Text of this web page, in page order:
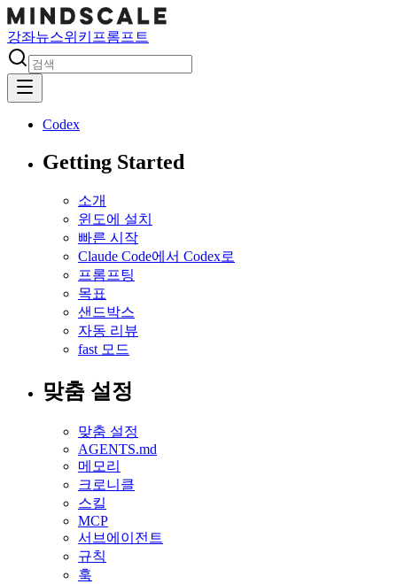
강좌뉴스위키 프롬프트
Codex
Getting Started
소개
윈도에 설치
빠른 시작
Claude Code에서 Codex로
프롬프팅
목표
샌드박스
자동 리뷰
fast 모드
맞춤 설정
맞춤 설정
AGENTS.md
메모리
크로니클
스킬
MCP
서브에이전트
규칙
훅